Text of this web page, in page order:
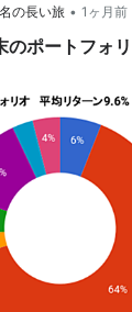
雲に覆われてガ
せんでしたが、
の長い旅 • 1ヶ月前
ポートフォ